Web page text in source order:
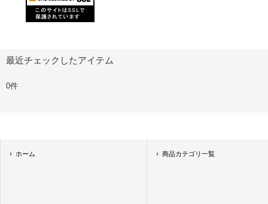
最近チェックしたアイテム
0件
ホーム 商品カテゴリ一覧